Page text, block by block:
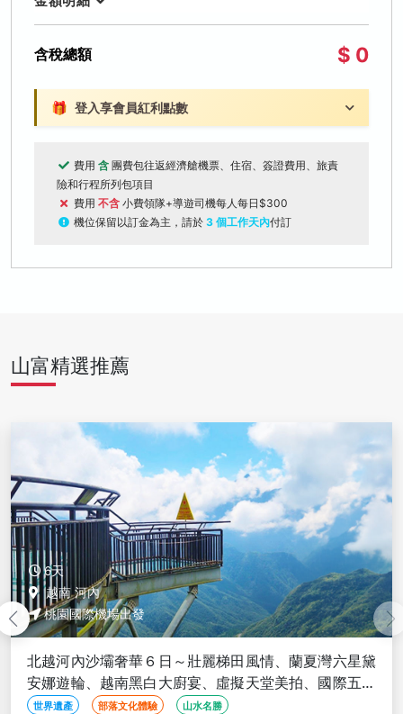
含稅總額 $ 0
🎁 登入享會員紅利點數
費用 含 團費包往返經濟艙機票、住宿、簽證費用、旅責
險和行程所列包項目
費用 不含 小費領隊+導遊司機每人每日$300
機位保留以訂金為主，請於 3 個工作天內付訂
山富精選推薦
6天
越南 河內
桃園國際機場出發
北越河內沙壩奢華６日～壯麗梯田風情、蘭夏灣六星黛
安娜遊輪、越南黑白大廚宴、虛擬天堂美拍、國際五星
酒店<無購物含簽稅>
世界遺產 部落文化體驗 山水名勝